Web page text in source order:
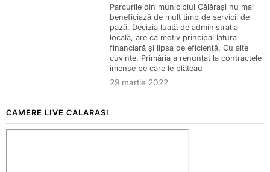
Parcurile din municipiul Călărași nu mai
beneficiază de mult timp de servicii de
pază. Decizia luată de administrația
locală, are ca motiv principal latura
financiară și lipsa de eficiență. Cu alte
cuvinte, Primăria a renunțat la contractele
imense pe care le plăteau
29 martie 2022
CAMERE LIVE CALARASI